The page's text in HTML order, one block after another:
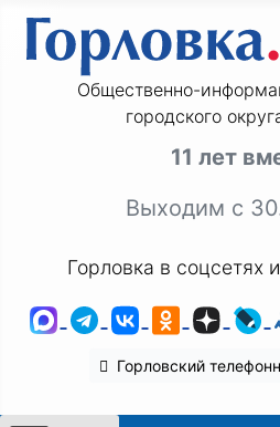
Общественно-
городского
11 лет
Выходим с
Горловка в соцсетях
MAXTelegram
ВКонтакте
Горловский